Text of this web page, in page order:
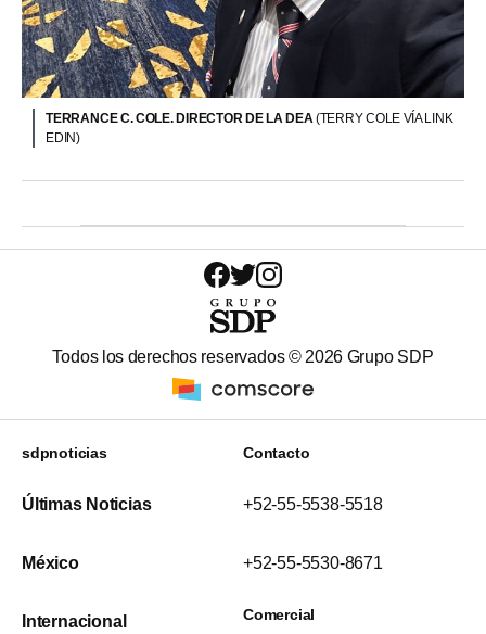
TERRANCE C. COLE. DIRECTOR DE LA DEA (TERRY COLE VÍA LINK
EDIN)
Todos los derechos reservados © 2026 Grupo SDP
sdpnoticias
Últimas Noticias
México
Internacional
Contacto
+52-55-5538-5518
+52-55-5530-8671
Comercial